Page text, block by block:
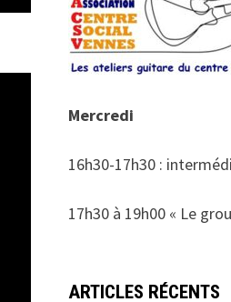
Mercredi
16h30-17h30 :
17h30 à 19h00 « Le
ARTICLES RÉCENTS